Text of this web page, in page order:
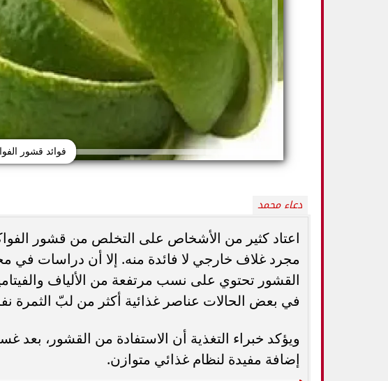
فوائد قشور
دعاء محمد
اعتاد كثير من الأشخاص على التخلص من قشور
مجرد غلاف خارجي لا فائدة منه. إلا أن دراسات في
القشور تحتوي على نسب مرتفعة من الألياف
في بعض الحالات عناصر غذائية أكثر من لبّ الثمرة
ويؤكد خبراء التغذية أن الاستفادة من القشور، بعد
إضافة مفيدة لنظام غذائي متوازن.
أفضل أطعمة صيفية لترطيب الجسم وتقوية
كيف تميزين بين حب الشباب
الثدي... استشاري أورام يوضح
التحذيرية